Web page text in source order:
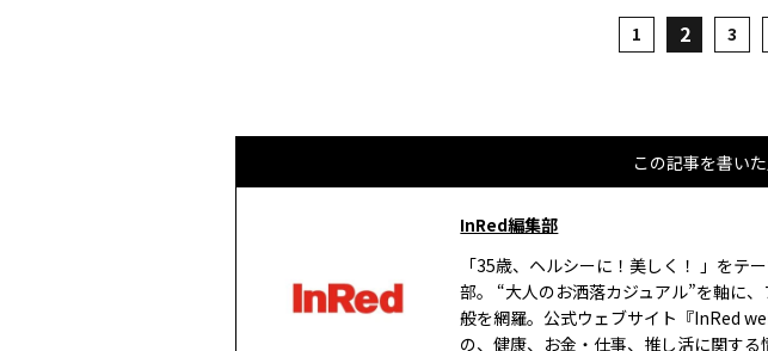
1 2 3
この記事を書いた
InRed編集部
「35歳、ヘルシーに！美しく！ 」をテ
部。 “大人のお洒落カジュアル”を軸に
般を網羅。公式ウェブサイト『InRed
の、健康、お金・仕事、推し活に関す